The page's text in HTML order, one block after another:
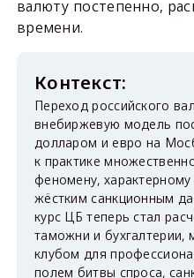
валюту постепенно,
времени.
Переход российского
внебиржевую модель
долларом и евро на
к практике
феномену,
жёстким санкционным
курс ЦБ теперь стал
таможни и
клубом для
полем битвы спроса,